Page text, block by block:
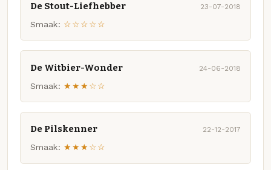
De Stout-Liefhebber 23-07-2018
Smaak: ☆☆☆☆☆
De Witbier-Wonder 24-06-2018
Smaak: ★★★☆☆
De Pilskenner 22-12-2017
Smaak: ★★★☆☆